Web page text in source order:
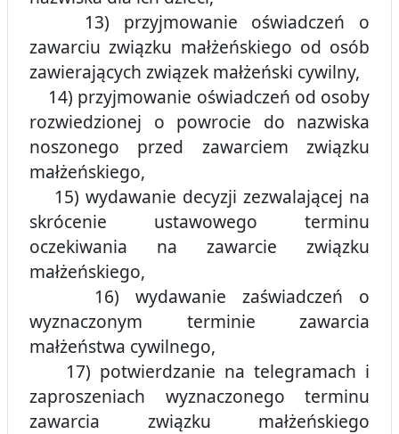
13) przyjmowanie oświadczeń o
zawarciu związku małżeńskiego od osób
zawierających związek małżeński cywilny,
14) przyjmowanie oświadczeń od osoby
rozwiedzionej o powrocie do nazwiska
noszonego przed zawarciem związku
małżeńskiego,
15) wydawanie decyzji zezwalającej na
skrócenie ustawowego terminu
oczekiwania na zawarcie związku
małżeńskiego,
16) wydawanie zaświadczeń o
wyznaczonym terminie zawarcia
małżeństwa cywilnego,
17) potwierdzanie na telegramach i
zaproszeniach wyznaczonego terminu
zawarcia związku małżeńskiego